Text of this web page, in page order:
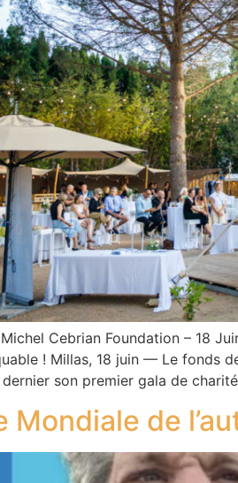
Cebrian Foundation – 18
! Millas, 18 juin — Le fonds
son premier gala de
Mondiale de